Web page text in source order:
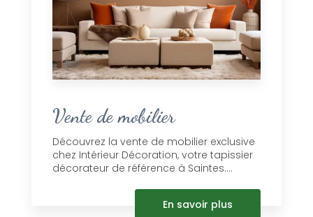
Vente de mobilier
Découvrez la vente de mobilier exclusive
chez Intérieur Décoration, votre tapissier
décorateur de référence à Saintes....
En savoir plus